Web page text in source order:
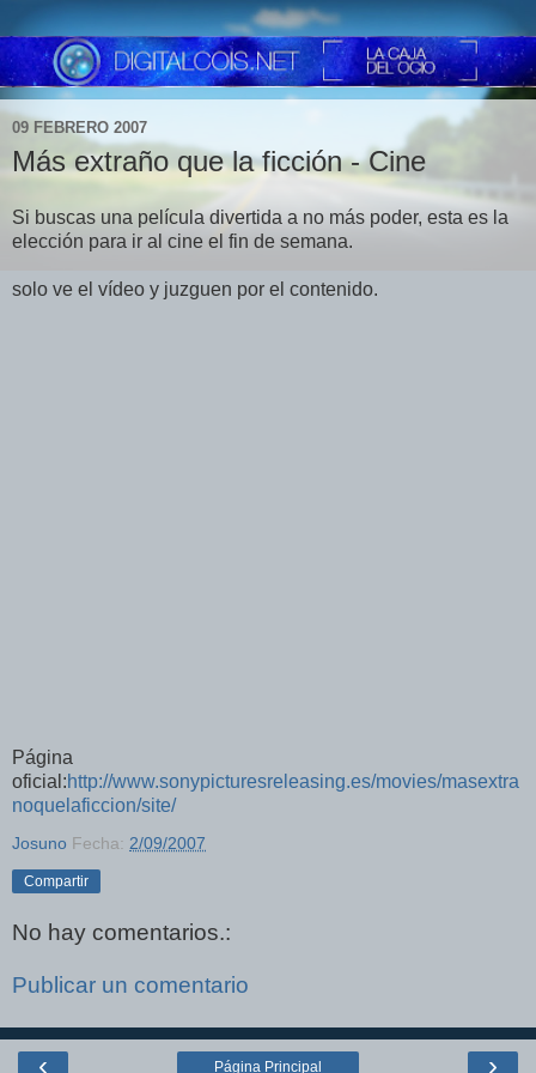
09 FEBRERO 2007
Más extraño que la ficción - Cine
Si buscas una película divertida a no más poder, esta es la
elección para ir al cine el fin de semana.
solo ve el vídeo y juzguen por el contenido.
Página
oficial:http://www.sonypicturesreleasing.es/movies/masextra
noquelaficcion/site/
Josuno Fecha: 2/09/2007
Compartir
No hay comentarios.:
Publicar un comentario
‹ ›
Página Principal